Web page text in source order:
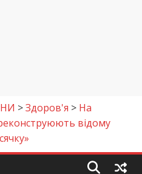
>Здоров'я > На
відому